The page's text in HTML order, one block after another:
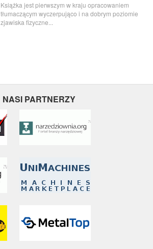
Książka jest pierwszym w kraju opracowaniem
tłumaczącym wyczerpująco i na dobrym poziomie
zjawiska fizyczne...
NASI PARTNERZY